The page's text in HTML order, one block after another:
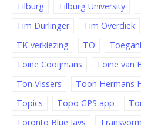
Tilburg
Tilburg University
Tim Durlinger
Tim Overdiek
TK-verkiezing
TO
Toine Cooijmans
Toine van
Ton Vissers
Toon Hermans
Topics
Topo GPS app
Toronto Blue Jays
Transvorm